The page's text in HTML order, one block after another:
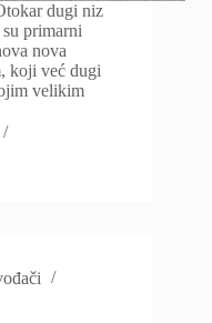
dugi niz
primarni
nova
koji već dugi
velikim